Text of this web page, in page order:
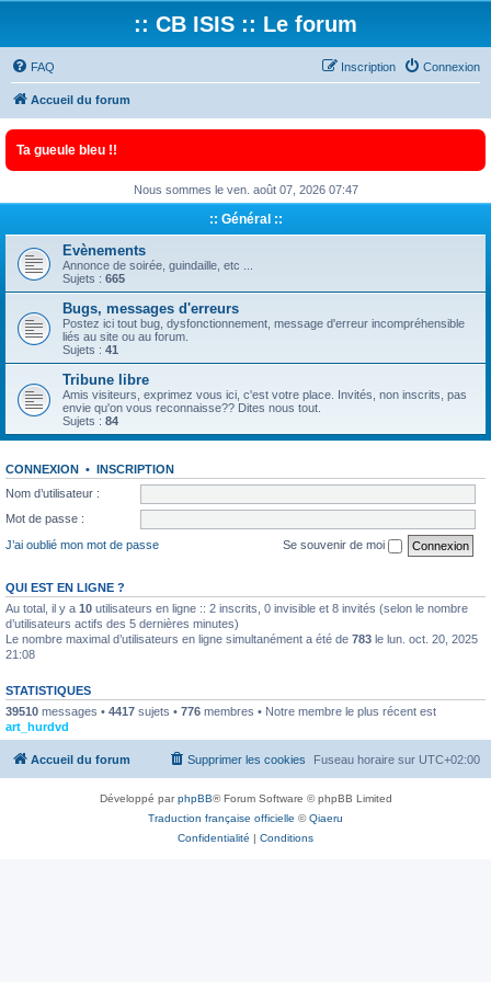
:: CB ISIS :: Le forum
FAQ Connexion
Inscription
Accueil du forum
Ta gueule bleu !!
Nous sommes le ven. août 07, 2026 07:47
:: Général ::
Evènements
Annonce de soirée, guindaille, etc ...
Sujets : 665
Bugs, messages d'erreurs
Postez ici tout bug, dysfonctionnement, message d'erreur incompréhensible
liés au site ou au forum.
Sujets : 41
Tribune libre
Amis visiteurs, exprimez vous ici, c'est votre place. Invités, non inscrits, pas
envie qu'on vous reconnaisse?? Dites nous tout.
Sujets : 84
CONNEXION • INSCRIPTION
Nom d’utilisateur :
Mot de passe :
J’ai oublié mon mot de passe
Se souvenir de moi
QUI EST EN LIGNE ?
Au total, il y a 10 utilisateurs en ligne :: 2 inscrits, 0 invisible et 8 invités (selon le nombre
d’utilisateurs actifs des 5 dernières minutes)
Le nombre maximal d’utilisateurs en ligne simultanément a été de 783 le lun. oct. 20, 2025
21:08
STATISTIQUES
39510 messages • 4417 sujets • 776 membres • Notre membre le plus récent est
art_hurdvd
Accueil du forum Fuseau horaire sur UTC+02:00
Supprimer les cookies
Développé parphpBB® Forum Software © phpBB Limited
Traduction française officielle ©Qiaeru
Confidentialité | Conditions